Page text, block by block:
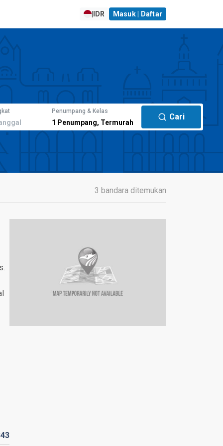
| IDR Masuk | Daftar
Penumpang & Kelas
1 Penumpang, Termurah
Cari
3 bandara ditemukan